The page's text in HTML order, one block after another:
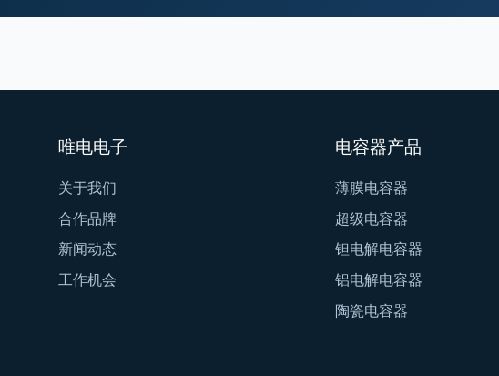
唯电电子
关于我们
合作品牌
新闻动态
工作机会
电容器产品
薄膜电容器
超级电容器
钽电解电容器
铝电解电容器
陶瓷电容器